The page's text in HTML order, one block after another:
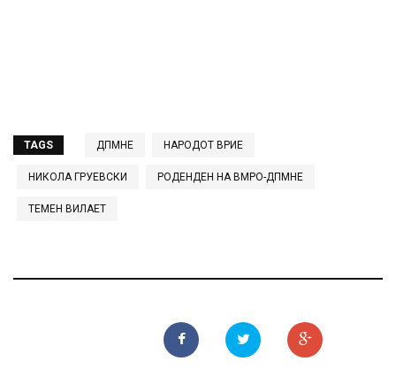
TAGS ДПМНЕ НАРОДОТ ВРИЕ
НИКОЛА ГРУЕВСКИ РОДЕНДЕН НА ВМРО-ДПМНЕ
ТЕМЕН ВИЛАЕТ